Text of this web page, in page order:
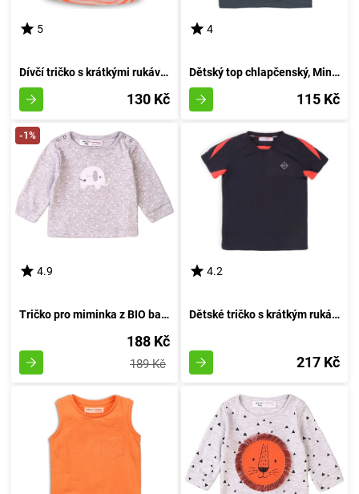
5
Dívčí tričko s krátkými rukávy, od značky Minoti, model 2SLUBT18, v odstínu oranžové, velikost 152/158 | pro věk 12/13 let
130 Kč
4
Dětský top chlapčenský, Minoti, 1VEST 5, šedý - velikost 152/158 | pro věk 12/13 let
115 Kč
-1%
4.9
Tričko pro miminka z BIO bavlny, značky Minoti, model Dream 1, barva šedá - velikost 74/80 | vhodné pro věk 9-12 měsíců
188 Kč
189 Kč
4.2
Dětské tričko s krátkým rukávem pro kluka, sportovní styl, Minoti, Active 4, černé - velikost 98/104 | 3-4 roky
217 Kč